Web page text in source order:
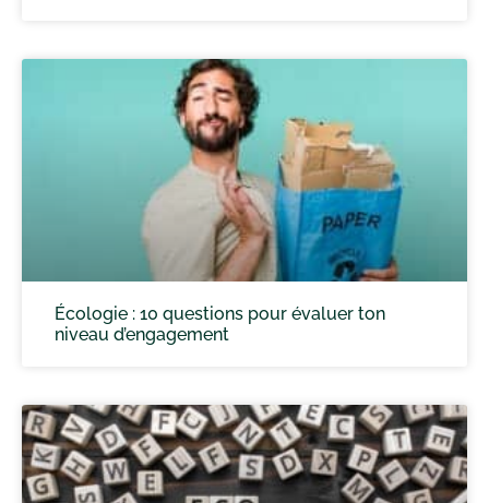
Écologie : 10 questions pour évaluer ton
niveau d’engagement